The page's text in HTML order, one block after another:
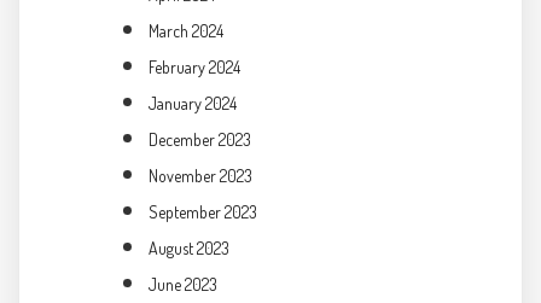
March 2024
February 2024
January 2024
December 2023
November 2023
September 2023
August 2023
June 2023